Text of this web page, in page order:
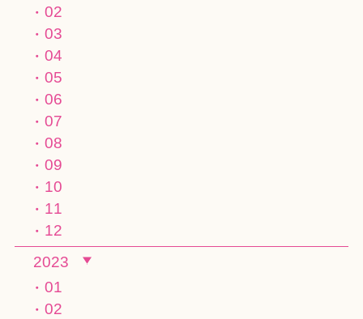
02
03
04
05
06
07
08
09
10
11
12
2023
01
02